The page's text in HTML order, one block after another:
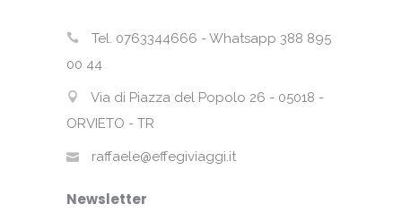
Tel. 0763344666 - Whatsapp 388 895
00 44
Via di Piazza del Popolo 26 - 05018 -
ORVIETO - TR
raffaele@effegiviaggi.it
Newsletter